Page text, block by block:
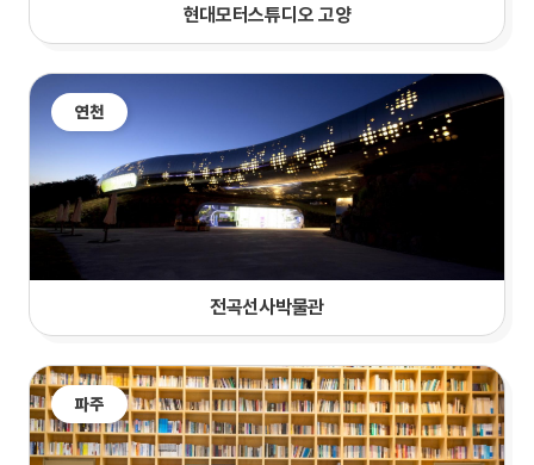
현대모터스튜디오 고양
연천
전곡선사박물관
파주